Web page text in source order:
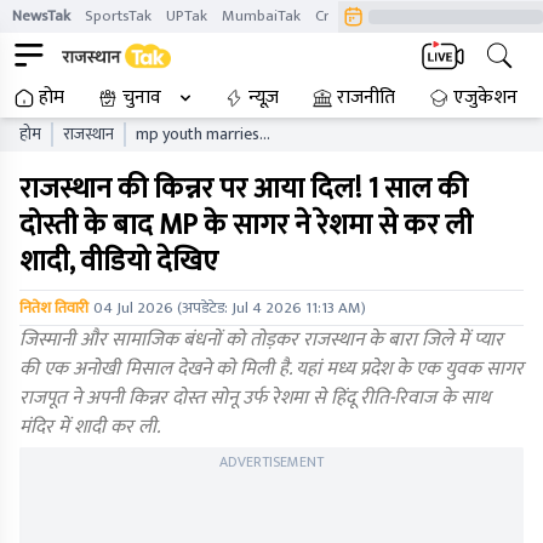
NewsTak SportsTak UPTak MumbaiTak CrimeTak
होम चुनाव न्यूज़ राजनीति एजुकेशन
होम राजस्थान
mp youth marries
rajasthan baran rjytgc
राजस्थान की किन्नर पर आया दिल! 1 साल की
दोस्ती के बाद MP के सागर ने रेशमा से कर ली
शादी, वीडियो देखिए
नितेश तिवारी04 Jul 2026(अपडेटेड:Jul 4 2026 11:13 AM)
जिस्मानी और सामाजिक बंधनों को तोड़कर राजस्थान के बारा जिले में प्यार
की एक अनोखी मिसाल देखने को मिली है. यहां मध्य प्रदेश के एक युवक सागर
राजपूत ने अपनी किन्नर दोस्त सोनू उर्फ रेशमा से हिंदू रीति-रिवाज के साथ
मंदिर में शादी कर ली.
ADVERTISEMENT